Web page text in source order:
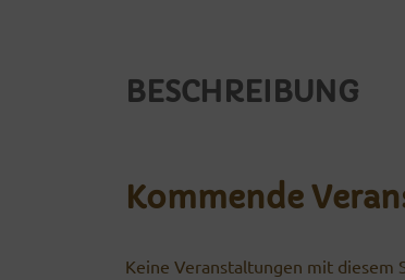
BESCHREIBUNG
Kommende
Keine Veranstaltungen mit diesem